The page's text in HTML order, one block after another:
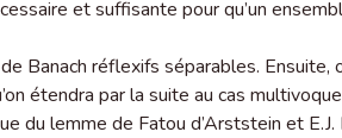
et suffisante pour qu’un
Banach réflexifs séparables. Ensuite,
étendra par la suite au cas
du lemme de Fatou d’Arststein et E.J.